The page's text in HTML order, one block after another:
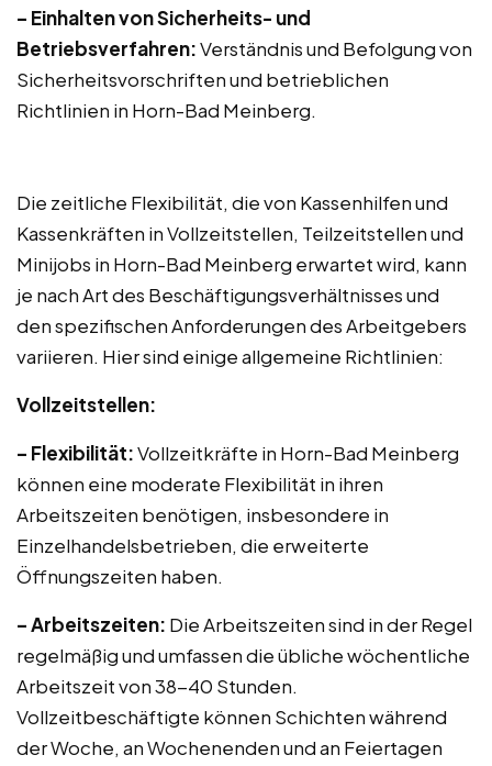
– Einhalten von Sicherheits- und
Betriebsverfahren:Verständnis und Befolgung von
Sicherheitsvorschriften und betrieblichen
Richtlinien in Horn-Bad Meinberg.
Die zeitliche Flexibilität, die von Kassenhilfen und
Kassenkräften in Vollzeitstellen, Teilzeitstellen und
Minijobs in Horn-Bad Meinberg erwartet wird, kann
je nach Art des Beschäftigungsverhältnisses und
den spezifischen Anforderungen des Arbeitgebers
variieren. Hier sind einige allgemeine Richtlinien:
Vollzeitstellen:
– Flexibilität:Vollzeitkräfte in Horn-Bad Meinberg
können eine moderate Flexibilität in ihren
Arbeitszeiten benötigen, insbesondere in
Einzelhandelsbetrieben, die erweiterte
Öffnungszeiten haben.
– Arbeitszeiten: Die Arbeitszeiten sind in der Regel
regelmäßig und umfassen die übliche wöchentliche
Arbeitszeit von 38-40 Stunden.
Vollzeitbeschäftigte können Schichten während
der Woche, an Wochenenden und an Feiertagen